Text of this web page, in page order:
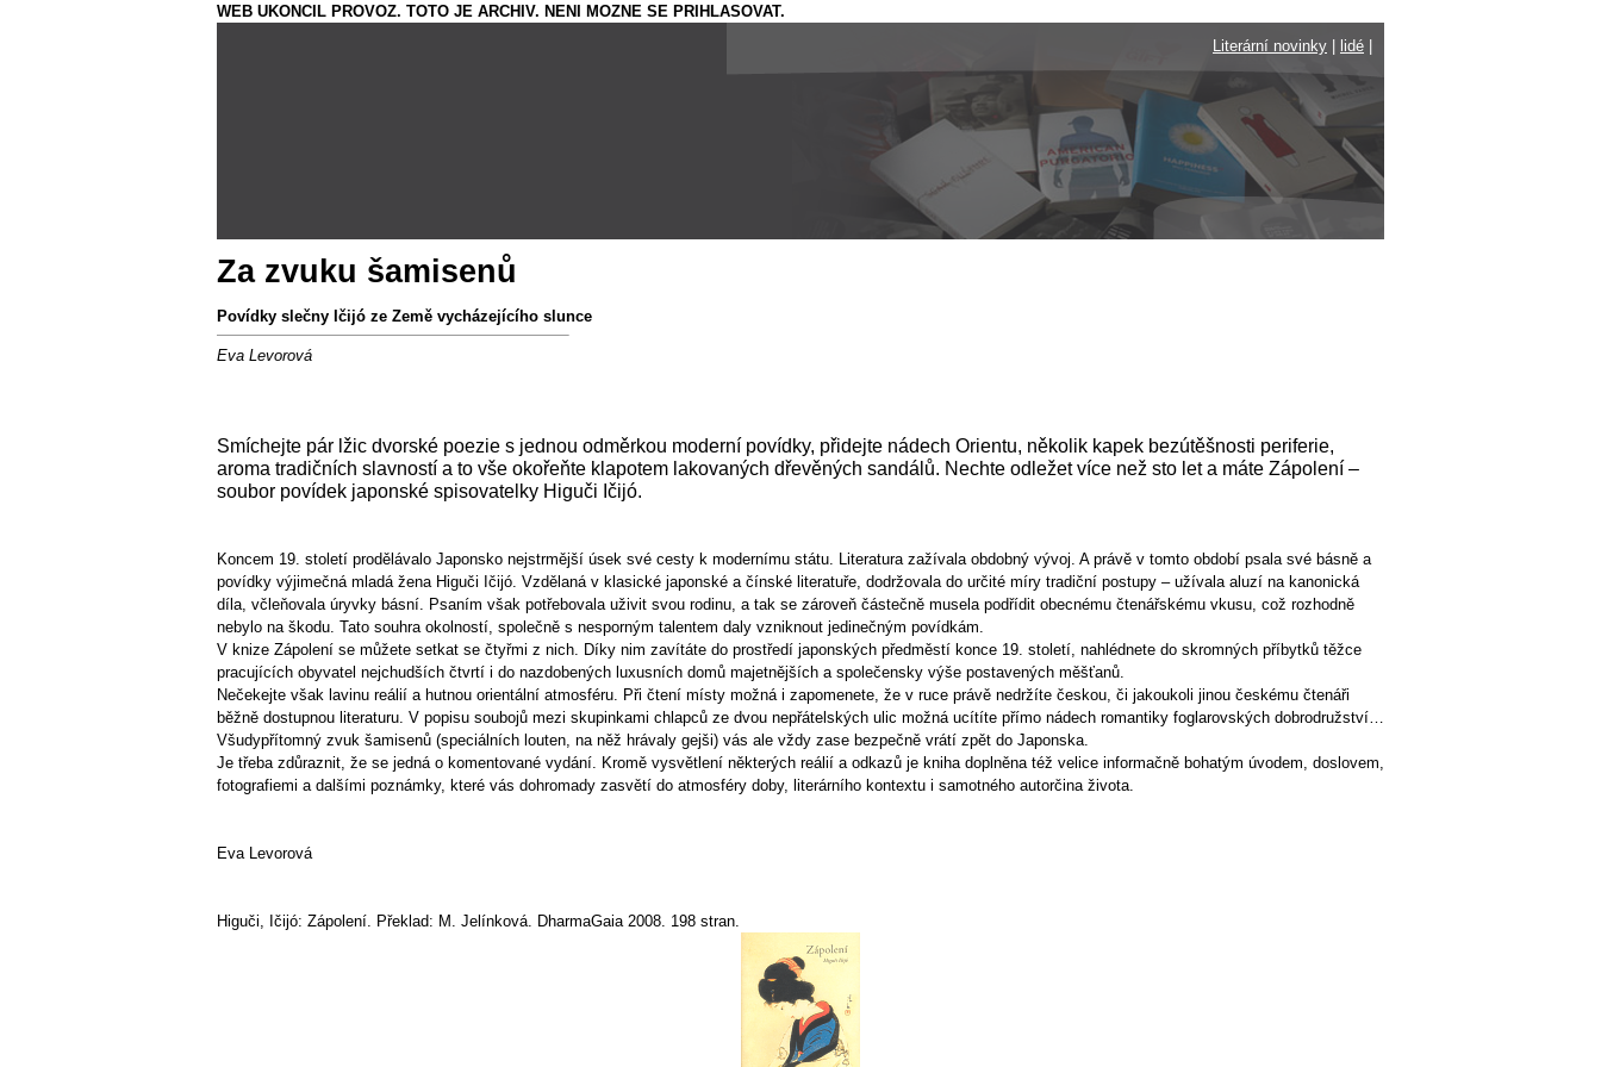
WEB UKONCIL PROVOZ. TOTO JE ARCHIV. NENI MOZNE SE PRIHLASOVAT.
Literární novinky
lidé
Za zvuku šamisenů
Povídky slečny Ičijó ze Země vycházejícího slunce
Eva Levorová
Smíchejte pár lžic dvorské poezie s jednou odměrkou moderní povídky, přidejte nádech Orientu, několik kapek bezútěšnosti periferie,
aroma tradičních slavností a to vše okořeňte klapotem lakovaných dřevěných sandálů. Nechte odležet více než sto let a máte Zápolení –
soubor povídek japonské spisovatelky Higuči Ičijó.
Koncem 19. století prodělávalo Japonsko nejstrmější úsek své cesty k modernímu státu. Literatura zažívala obdobný vývoj. A právě v tomto období psala své básně a
povídky výjimečná mladá žena Higuči Ičijó. Vzdělaná v klasické japonské a čínské literatuře, dodržovala do určité míry tradiční postupy – užívala aluzí na kanonická
díla, včleňovala úryvky básní. Psaním však potřebovala uživit svou rodinu, a tak se zároveň částečně musela podřídit obecnému čtenářskému vkusu, což rozhodně
nebylo na škodu. Tato souhra okolností, společně s nesporným talentem daly vzniknout jedinečným povídkám.
V knize Zápolení se můžete setkat se čtyřmi z nich. Díky nim zavítáte do prostředí japonských předměstí konce 19. století, nahlédnete do skromných příbytků těžce
pracujících obyvatel nejchudších čtvrtí i do nazdobených luxusních domů majetnějších a společensky výše postavených měšťanů.
Nečekejte však lavinu reálií a hutnou orientální atmosféru. Při čtení místy možná i zapomenete, že v ruce právě nedržíte českou, či jakoukoli jinou českému čtenáři
běžně dostupnou literaturu. V popisu soubojů mezi skupinkami chlapců ze dvou nepřátelských ulic možná ucítíte přímo nádech romantiky foglarovských dobrodružství…
Všudypřítomný zvuk šamisenů (speciálních louten, na něž hrávaly gejši) vás ale vždy zase bezpečně vrátí zpět do Japonska.
Je třeba zdůraznit, že se jedná o komentované vydání. Kromě vysvětlení některých reálií a odkazů je kniha doplněna též velice informačně bohatým úvodem, doslovem,
fotografiemi a dalšími poznámky, které vás dohromady zasvětí do atmosféry doby, literárního kontextu i samotného autorčina života.
Eva Levorová
Higuči, Ičijó: Zápolení. Překlad: M. Jelínková. DharmaGaia 2008. 198 stran.